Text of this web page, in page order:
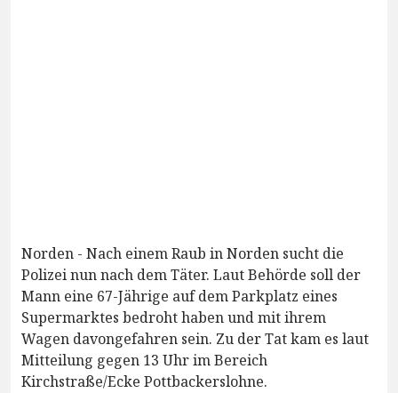
Norden - Nach einem Raub in Norden sucht die
Polizei nun nach dem Täter. Laut Behörde soll der
Mann eine 67-Jährige auf dem Parkplatz eines
Supermarktes bedroht haben und mit ihrem
Wagen davongefahren sein. Zu der Tat kam es laut
Mitteilung gegen 13 Uhr im Bereich
Kirchstraße/Ecke Pottbackerslohne.